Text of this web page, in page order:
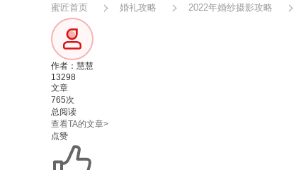
蜜匠首页 婚礼攻略 2022年婚纱摄影攻略
作者：慧慧
13298
文章
765次
总阅读
查看TA的文章>
点赞